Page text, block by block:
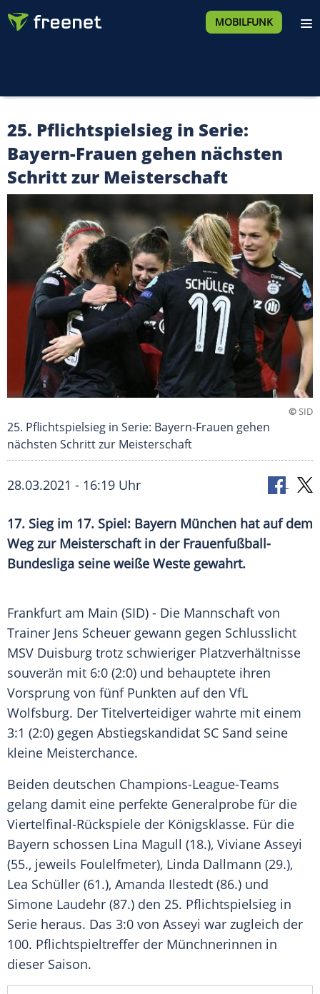
MOBILFUNK
25. Pflichtspielsieg in Serie:
Bayern-Frauen gehen nächsten
Schritt zur Meisterschaft
©SID
25. Pflichtspielsieg in Serie: Bayern-Frauen gehen
nächsten Schritt zur Meisterschaft
28.03.2021 - 16:19 Uhr
17. Sieg im 17. Spiel: Bayern München hat auf dem
Weg zur Meisterschaftin der Frauenfußball-
Bundesliga seine weiße Weste gewahrt.
Frankfurt am Main (SID) - Die Mannschaft von
Trainer Jens Scheuer gewann gegen Schlusslicht
MSV Duisburg trotz schwieriger Platzverhältnisse
souverän mit 6:0 (2:0) und behauptete ihren
Vorsprung von fünf Punkten auf den VfL
Wolfsburg. Der Titelverteidiger wahrte mit einem
3:1 (2:0) gegen Abstiegskandidat SC Sand seine
kleine Meisterchance.
Beiden deutschen Champions-League-Teams
gelang damit eine perfekte Generalprobe für die
Viertelfinal-Rückspiele der Königsklasse. Für die
Bayern schossen Lina Magull (18.), Viviane Asseyi
(55., jeweils Foulelfmeter), Linda Dallmann (29.),
Lea Schüller (61.), Amanda Ilestedt (86.) und
Simone Laudehr (87.) den 25. Pflichtspielsieg in
Serie heraus. Das 3:0 von Asseyi war zugleich der
100. Pflichtspieltreffer der Münchnerinnen in
dieser Saison.